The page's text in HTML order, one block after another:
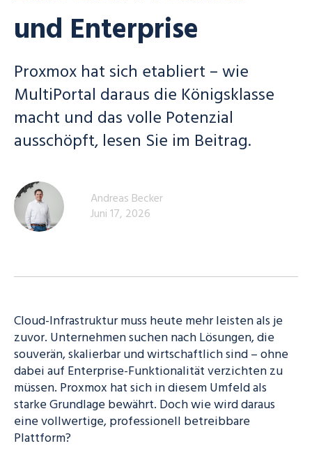
und Enterprise
Proxmox hat sich etabliert – wie
MultiPortal daraus die Königsklasse
macht und das volle Potenzial
ausschöpft, lesen Sie im Beitrag.
Andreas Becker
Juni 17, 2026
Cloud-Infrastruktur muss heute mehr leisten als je
zuvor. Unternehmen suchen nach Lösungen, die
souverän, skalierbar und wirtschaftlich sind – ohne
dabei auf Enterprise-Funktionalität verzichten zu
müssen. Proxmox hat sich in diesem Umfeld als
starke Grundlage bewährt. Doch wie wird daraus
eine vollwertige, professionell betreibbare
Plattform?